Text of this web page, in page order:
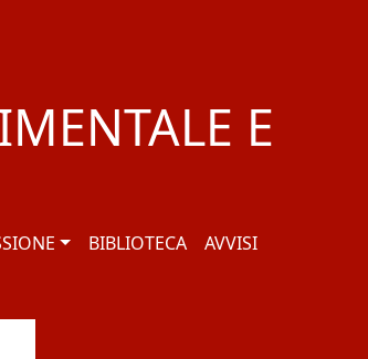
E
BIBLIOTECA
AVVISI